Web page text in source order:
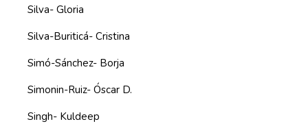
Silva- Gloria
Silva-Buriticá- Cristina
Simó-Sánchez- Borja
Simonin-Ruiz- Óscar D.
Singh- Kuldeep